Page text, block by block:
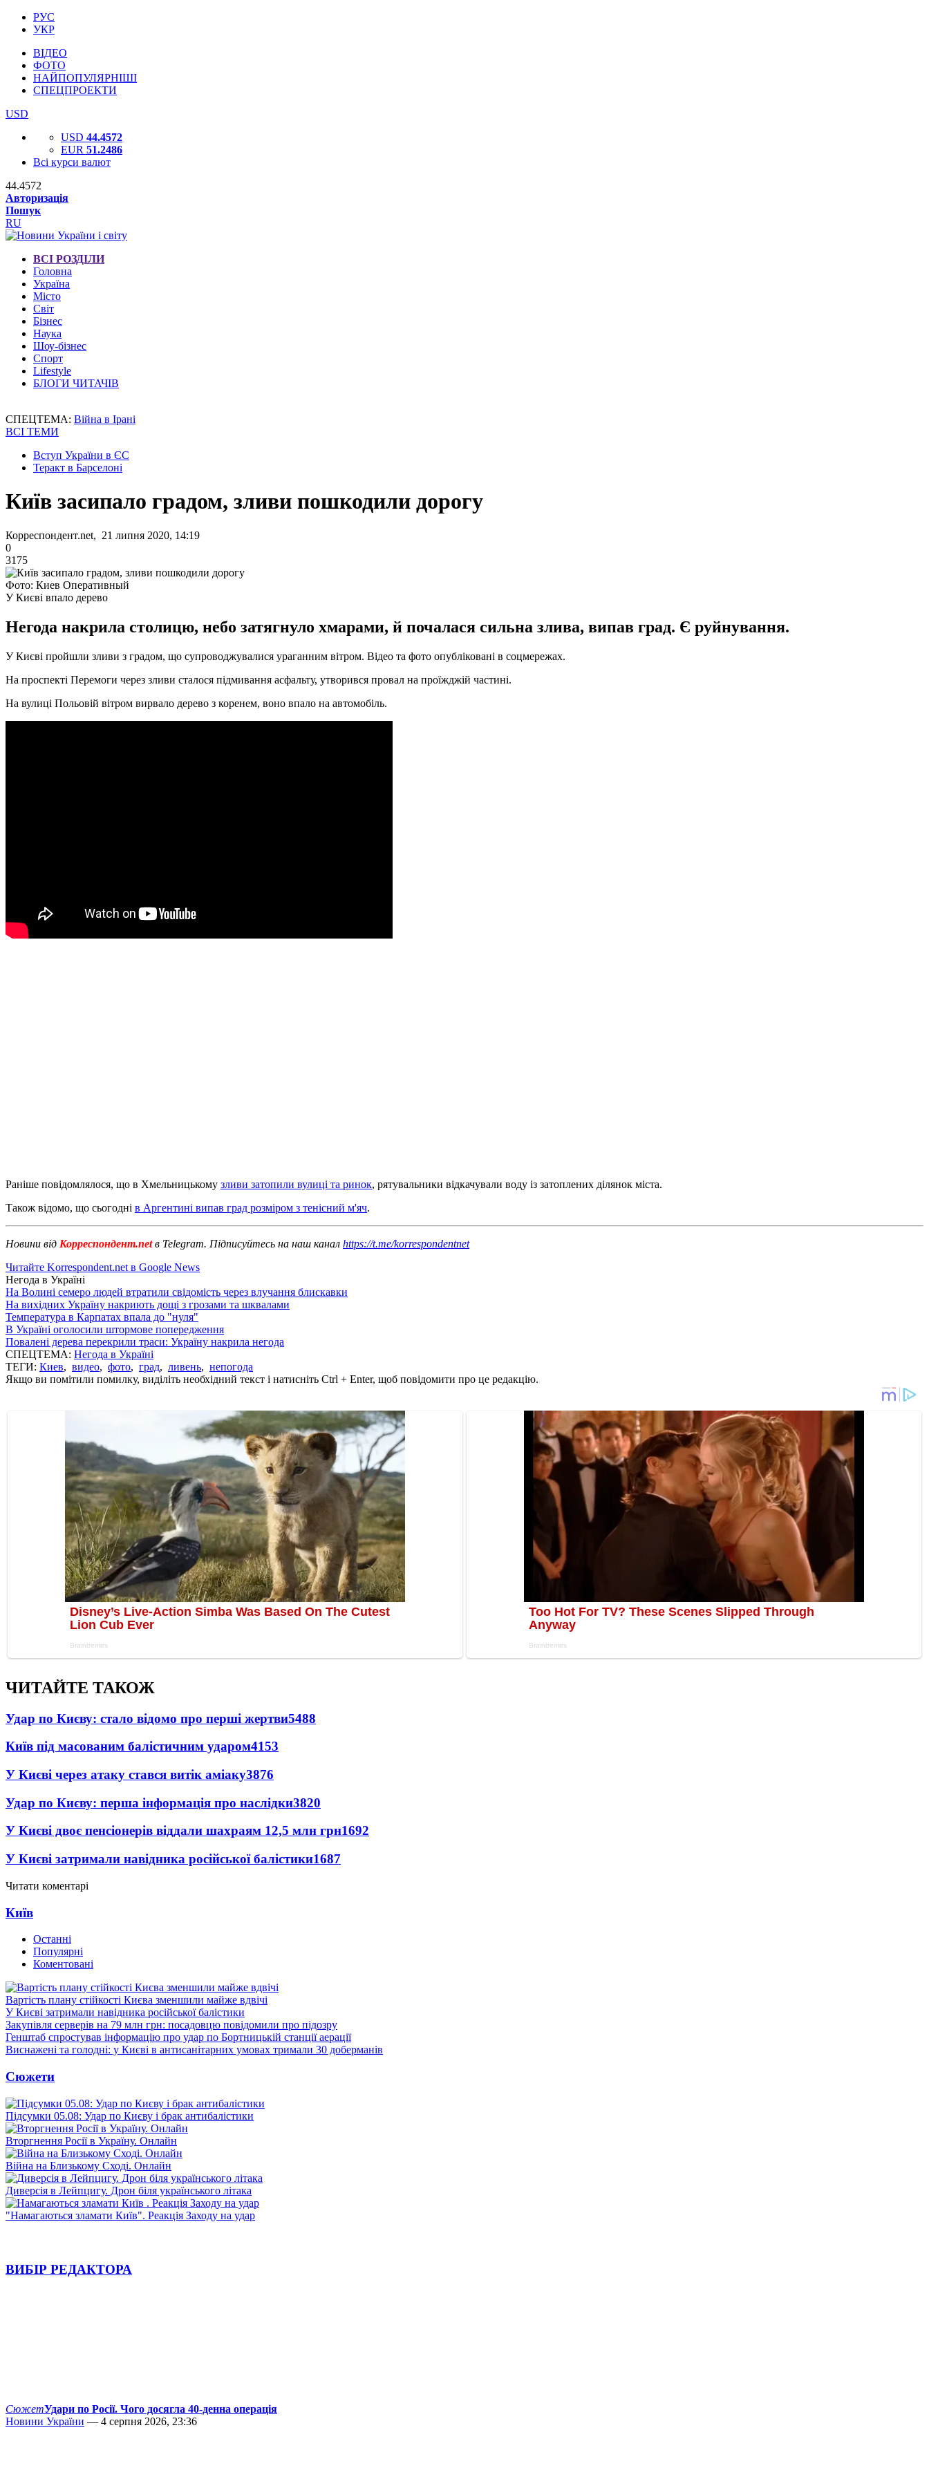
РУС
УКР
ВІДЕО
ФОТО
НАЙПОПУЛЯРНІШІ
СПЕЦПРОЕКТИ
USD
USD 44.4572
EUR 51.2486
Всі курси валют
44.4572
Авторизація
Пошук
RU
ВСІ РОЗДІЛИ
Головна
Україна
Місто
Світ
Бізнес
Наука
Шоу-бізнес
Спорт
Lifestyle
БЛОГИ ЧИТАЧІВ
СПЕЦТЕМА: Війна в Ірані
ВСІ ТЕМИ
Вступ України в ЄС
Теракт в Барселоні
Київ засипало градом, зливи пошкодили дорогу
Корреспондент.net, 21 липня 2020, 14:19
0
3175
Фото: Киев Оперативный
У Києві впало дерево
Негода накрила столицю, небо затягнуло хмарами, й почалася сильна злива, випав град. Є руйнування.
У Києві пройшли зливи з градом, що супроводжувалися ураганним вітром. Відео та фото опубліковані в соцмережах.
На проспекті Перемоги через зливи сталося підмивання асфальту, утворився провал на проїжджій частині.
На вулиці Польовій вітром вирвало дерево з коренем, воно впало на автомобіль.
Раніше повідомлялося, що в Хмельницькому зливи затопили вулиці та ринок, рятувальники відкачували воду із затоплених ділянок міста.
Також відомо, що сьогодні в Аргентині випав град розміром з тенісний м'яч.
Новини від Корреспондент.netв Telegram. Підписуйтесь на наш канал https://t.me/korrespondentnet
Читайте Korrespondent.net в Google News
Негода в Україні
На Волині семеро людей втратили свідомість через влучання блискавки
На вихідних Україну накриють дощі з грозами та шквалами
Температура в Карпатах впала до "нуля"
В Україні оголосили штормове попередження
Повалені дерева перекрили траси: Україну накрила негода
СПЕЦТЕМА: Негода в Україні
ТЕГИ: Киев, видео, фото, град, ливень, непогода
Якщо ви помітили помилку, виділіть необхідний текст і натисніть Ctrl + Enter, щоб повідомити про це редакцію.
ЧИТАЙТЕ ТАКОЖ
Удар по Києву: стало відомо про перші жертви5488
Київ під масованим балістичним ударом4153
У Києві через атаку стався витік аміаку3876
Удар по Києву: перша інформація про наслідки3820
У Києві двоє пенсіонерів віддали шахраям 12,5 млн грн1692
У Києві затримали навідника російської балістики1687
Читати коментарі
Київ
Останні
Популярні
Коментовані
Вартість плану стійкості Києва зменшили майже вдвічі
У Києві затримали навідника російської балістики
Закупівля серверів на 79 млн грн: посадовцю повідомили про підозру
Генштаб спростував інформацію про удар по Бортницькій станції аерації
Виснажені та голодні: у Києві в антисанітарних умовах тримали 30 доберманів
Сюжети
Підсумки 05.08: Удар по Києву і брак антибалістики
Вторгнення Росії в Україну. Онлайн
Війна на Близькому Сході. Онлайн
Диверсія в Лейпцигу. Дрон біля українського літака
"Намагаються зламати Київ". Реакція Заходу на удар
ВИБІР РЕДАКТОРА
СюжетУдари по Росії. Чого досягла 40-денна операція
Новини України — 4 серпня 2026, 23:36